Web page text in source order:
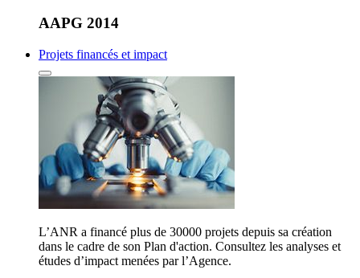
AAPG 2014
Projets financés et impact
L’ANR a financé plus de 30000 projets depuis sa création
dans le cadre de son Plan d'action. Consultez les analyses et
études d’impact menées par l’Agence.